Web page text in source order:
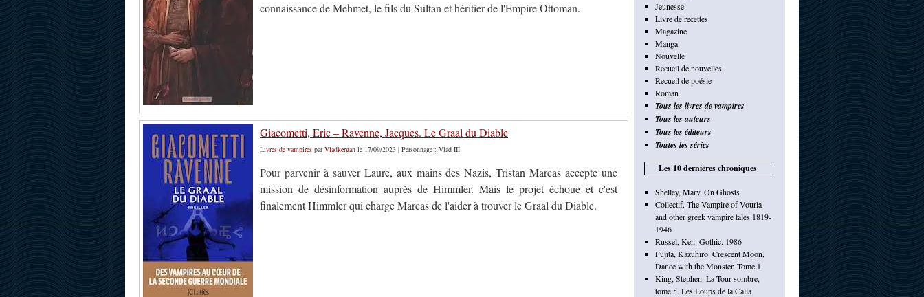
connaissance de Mehmet, le fils du Sultan et héritier de l'Empire Ottoman.
Giacometti, Eric – Ravenne, Jacques. Le Graal du Diable
Livres de vampires parVladkergan le 17/09/2023 | Personnage : Vlad III
Pour parvenir à sauver Laure, aux mains des Nazis, Tristan Marcas accepte une
mission de désinformation auprès de Himmler. Mais le projet échoue et c'est
finalement Himmler qui charge Marcas de l'aider à trouver le Graal du Diable.
Jeunesse
Livre de recettes
Magazine
Manga
Nouvelle
Recueil de nouvelles
Recueil de poésie
Roman
Tous les livres de vampires
Tous les auteurs
Tous les éditeurs
Toutes les séries
Les 10 dernières chroniques
Shelley, Mary. On Ghosts
Collectif. The Vampire of Vourla
and other greek vampire tales 1819-
1946
Russel, Ken. Gothic. 1986
Fujita, Kazuhiro. Crescent Moon,
Dance with the Monster. Tome 1
King, Stephen. La Tour sombre,
tome 5. Les Loups de la Calla